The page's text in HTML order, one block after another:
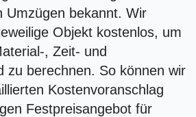
Umzügen bekannt. Wir
Objekt kostenlos, um
, Zeit- und
zu berechnen. So können wir
Kostenvoranschlag
Festpreisangebot für